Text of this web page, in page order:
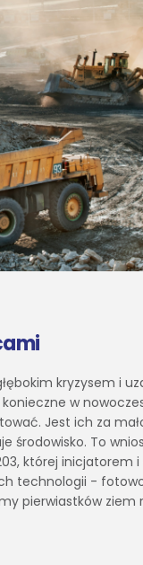
kryzysem i
w
Jest ich za
To
której inicjatorem
technologii -
pierwiastków ziem